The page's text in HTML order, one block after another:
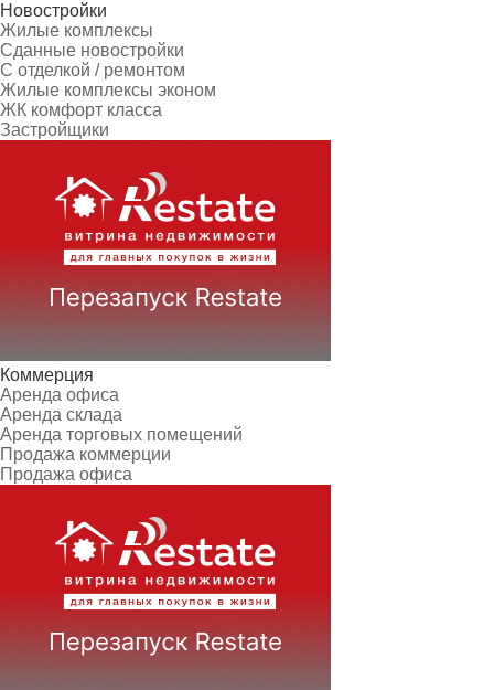
Новостройки
Жилые комплексы
Сданные новостройки
С отделкой / ремонтом
Жилые комплексы эконом
ЖК комфорт класса
Застройщики
Коммерция
Аренда офиса
Аренда склада
Аренда торговых помещений
Продажа коммерции
Продажа офиса